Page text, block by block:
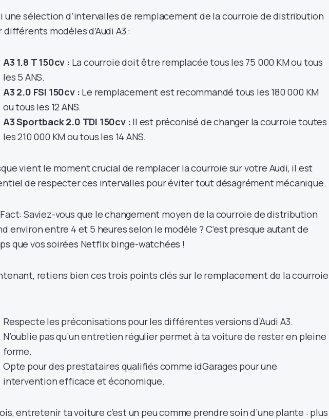
une sélection d’intervalles de remplacement de la courroie de distribution
différents modèles d’Audi A3 :
A3 1.8 T 150cv : La courroie doit être remplacée tous les 75 000 KM ou tous
les 5 ANS.
A3 2.0 FSI 150cv : Le remplacement est recommandé tous les 180 000 KM
ou tous les 12 ANS.
A3 Sportback 2.0 TDI 150cv : Il est préconisé de changer la courroie toutes
les 210 000 KM ou tous les 14 ANS.
vient le moment crucial de remplacer la courroie sur votre Audi, il est
de respecter ces intervalles pour éviter tout désagrément mécanique.
Saviez-vous que le changement moyen de la courroie de distribution
environ entre 4 et 5 heures selon le modèle ? C’est presque autant de
que vos soirées Netflix binge-watchées !
retiens bien ces trois points clés sur le remplacement de la courroie
Respecte les préconisations pour les différentes versions d’Audi A3.
N’oublie pas qu’un entretien régulier permet à ta voiture de rester en pleine
forme.
Opte pour des prestataires qualifiés comme idGarages pour une
intervention efficace et économique.
entretenir ta voiture c’est un peu comme prendre soin d’une plante : plus